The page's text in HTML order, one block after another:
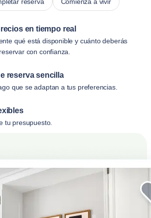
en tiempo real
qué está disponible y cuánto deberás
con confianza.
reserva sencilla
que se adaptan a tus preferencias.
tu presupuesto.